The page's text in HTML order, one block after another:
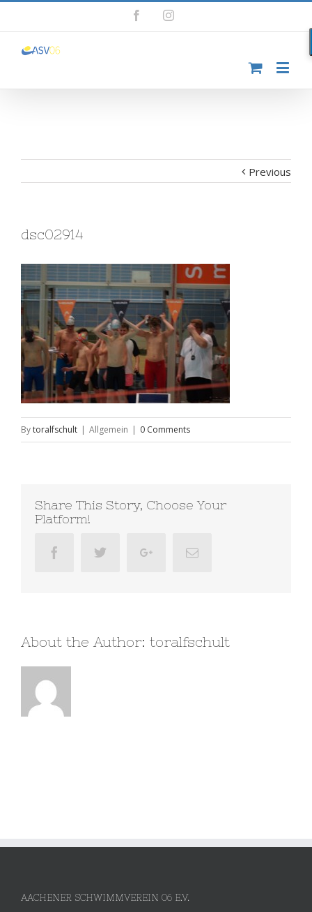
FacebookInstagram
Previous
dsc02914
Bytoralfschult | Allgemein | 0 Comments
Share This Story, Choose Your
Platform!
Facebook Twitter Google+Email
About the Author: toralfschult
AACHENER SCHWIMMVEREIN 06 E.V.